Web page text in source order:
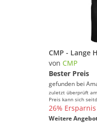
von CMP
Bester Preis
gefunden bei
zuletzt überprüft
Preis kann sich
26% Ersparnis
Weitere